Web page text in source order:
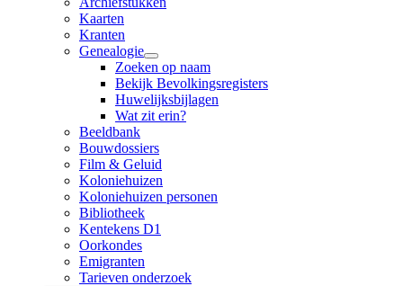
Kaarten
Kranten
Genealogie
Zoeken op naam
Bekijk Bevolkingsregisters
Huwelijksbijlagen
Wat zit erin?
Beeldbank
Bouwdossiers
Film & Geluid
Koloniehuizen
Koloniehuizen personen
Bibliotheek
Kentekens D1
Oorkondes
Emigranten
Tarieven onderzoek